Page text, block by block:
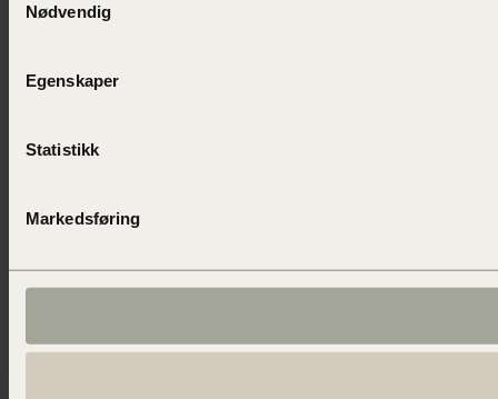
Nødvendig
Egenskaper
Statistikk
Markedsføring